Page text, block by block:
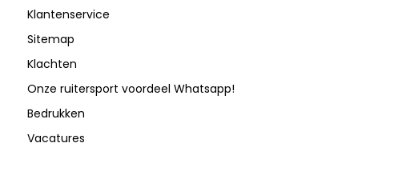
Klantenservice
Sitemap
Klachten
Onze ruitersport voordeel Whatsapp!
Bedrukken
Vacatures